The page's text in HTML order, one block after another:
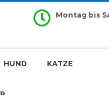
Montag bis
HUND KATZE